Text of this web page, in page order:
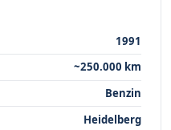
1991
~250.000 km
Benzin
Heidelberg